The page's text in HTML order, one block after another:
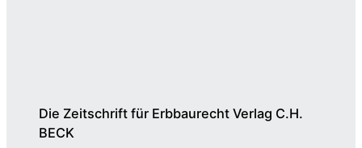
Die Zeitschrift für Erbbaurecht Verlag C.H.
BECK